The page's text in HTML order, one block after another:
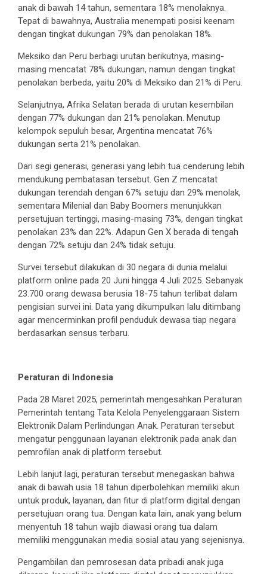
anak di bawah 14 tahun, sementara 18% menolaknya.
Tepat di bawahnya, Australia menempati posisi keenam
dengan tingkat dukungan 79% dan penolakan 18%.
Meksiko dan Peru berbagi urutan berikutnya, masing-
masing mencatat 78% dukungan, namun dengan tingkat
penolakan berbeda, yaitu 20% di Meksiko dan 21% di Peru.
Selanjutnya, Afrika Selatan berada di urutan kesembilan
dengan 77% dukungan dan 21% penolakan. Menutup
kelompok sepuluh besar, Argentina mencatat 76%
dukungan serta 21% penolakan.
Dari segi generasi, generasi yang lebih tua cenderung lebih
mendukung pembatasan tersebut. Gen Z mencatat
dukungan terendah dengan 67% setuju dan 29% menolak,
sementara Milenial dan Baby Boomers menunjukkan
persetujuan tertinggi, masing-masing 73%, dengan tingkat
penolakan 23% dan 22%. Adapun Gen X berada di tengah
dengan 72% setuju dan 24% tidak setuju.
Survei tersebut dilakukan di 30 negara di dunia melalui
platform online pada 20 Juni hingga 4 Juli 2025. Sebanyak
23.700 orang dewasa berusia 18-75 tahun terlibat dalam
pengisian survei ini. Data yang dikumpulkan lalu ditimbang
agar mencerminkan profil penduduk dewasa tiap negara
berdasarkan sensus terbaru.
Peraturan di Indonesia
Pada 28 Maret 2025, pemerintah mengesahkan Peraturan
Pemerintah tentang Tata Kelola Penyelenggaraan Sistem
Elektronik Dalam Perlindungan Anak. Peraturan tersebut
mengatur penggunaan layanan elektronik pada anak dan
pemrofilan anak di platform tersebut.
Lebih lanjut lagi, peraturan tersebut menegaskan bahwa
anak di bawah usia 18 tahun diperbolehkan memiliki akun
untuk produk, layanan, dan fitur di platform digital dengan
persetujuan orang tua. Dengan kata lain, anak yang belum
menyentuh 18 tahun wajib diawasi orang tua dalam
memiliki menggunakan media sosial atau yang sejenisnya.
Pengambilan dan pemrosesan data pribadi anak juga